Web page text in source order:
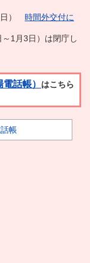
日） 時間外交付に
1月3日）は閉庁し
話帳） はこちら
帳